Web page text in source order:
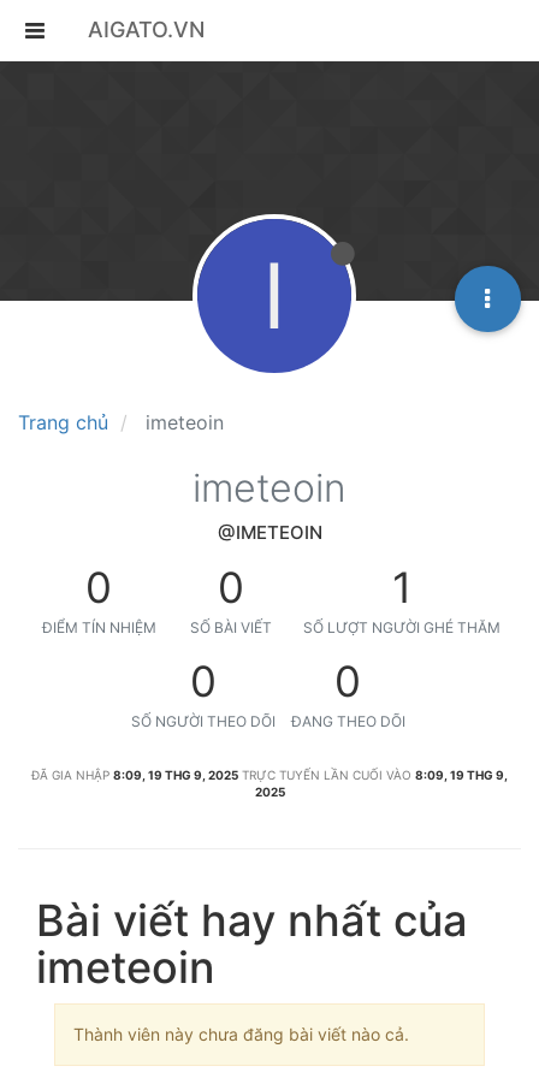
AIGATO.VN
Trang chủ imeteoin
I
imeteoin
@IMETEOIN
0
ĐIỂM TÍN NHIỆM
0
SỐ BÀI VIẾT
1
SỐ LƯỢT NGƯỜI GHÉ THĂM
0
SỐ NGƯỜI THEO DÕI
0
ĐANG THEO DÕI
ĐÃ GIA NHẬP 8:09, 19 THG 9, 2025 TRỰC TUYẾN LẦN CUỐI VÀO 8:09, 19 THG 9,
2025
Bài viết hay nhất của
imeteoin
Thành viên này chưa đăng bài viết nào cả.